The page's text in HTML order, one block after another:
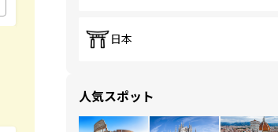
日本
人気スポット